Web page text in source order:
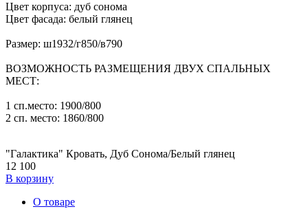
Цвет корпуса: дуб сонома
Цвет фасада: белый глянец
Размер: ш1932/г850/в790
ВОЗМОЖНОСТЬ РАЗМЕЩЕНИЯ ДВУХ СПАЛЬНЫХ
МЕСТ:
1 сп.место: 1900/800
2 сп. место: 1860/800
"Галактика" Кровать, Дуб Сонома/Белый глянец
12 100
В корзину
О товаре